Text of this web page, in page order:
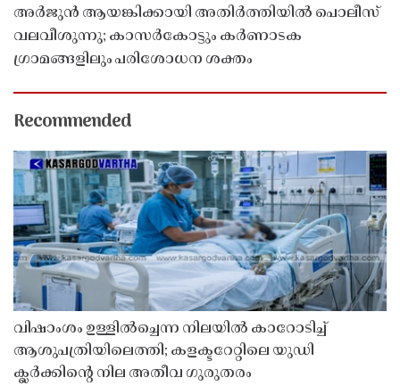
അർജുൻ ആയങ്കിക്കായി അതിർത്തിയിൽ പൊലീസ്
വലവീശുന്നു; കാസർകോട്ടും കർണാടക
ഗ്രാമങ്ങളിലും പരിശോധന ശക്തം
Recommended
വിഷാംശം ഉള്ളിൽച്ചെന്ന നിലയിൽ കാറോടിച്ച്
ആശുപത്രിയിലെത്തി; കളക്ടറേറ്റിലെ യുഡി
ക്ലർക്കിൻ്റെ നില അതീവ ഗുരുതരം